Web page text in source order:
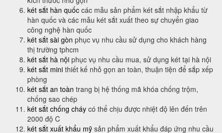
két sắt hàn quốc các mẫu sản phẩm két sắt nhập khẩu từ
hàn quốc và các mẫu két sắt xuất theo sự chuyển giao
công nghệ hàn quốc
két sắt sài gòn phục vụ nhu cầu sử dụng cho khách hàng
thị trường tphcm
két sắt hà nội phục vụ nhu cầu mua, sử dụng két tại hà nội
két sắt mini thiết kế nhỏ gọn an toàn, thuận tiện để sắp xếp
phòng
két sắt an toàn trang bị hệ thống mã khóa chống trộm,
chống sao chép
két sắt chống cháy có thể chịu được nhiệt độ lên đến trên
2000 độ C
két sắt xuất khẩu mỹ sản phẩm xuất khẩu đáp ứng nhu cầu